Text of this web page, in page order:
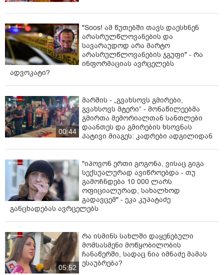
რატომ ვერ გვხედავთ ჩვენ? ან გვითხარით, რომ არ
ხართ ჩვენ ომბუდსმენი. ჩვენს უფლებებს როდისმე
იცავთ? დაჭრილი პოლიციელი რატომ არ ახსენეთ?
რატომ არ ახსენეთ ის, რომ ქვეყანას ჰქონდა
სერიოზული დესტაბილიზაციის საფრთხე?“ -
განაცხადა წულუკიანმა.
"Soos! ამ წუთებში თავს დაესხნენ
არასრულწლოვანების და
სავარაუდოდ არა მარტო
არასრულწლოვანების ჯგუფი" - რა
ინფორმაციას ავრცელებს
ადვოკატი?
00:44
მარშის - „გვახსოვს გმირები,
გვახსოვს მტერი” - მონაწილეებმა
გმირთა მემორიალთან სანთლები
დაანთეს და გმირების ხსოვნას
პატივი მიაგეს: კადრები ადგილიდან
"იპოვონ ერთი გოგონა, ვისაც გიგა
სექსუალურად ავიწროებდა - თუ
გამოჩნდება 10 000 ლარს
ოფიციალურად, სახალხოდ
გადავცემ" - ეკა კუპატაძე
განცხადებას ავრცელებს
05:52
რა ისმინს სახლში დაყენებული
მომსასმენი მოწყობილობის
ჩანაწერში, სადაც ნია იმნაძე მამას
ესაუბრება?